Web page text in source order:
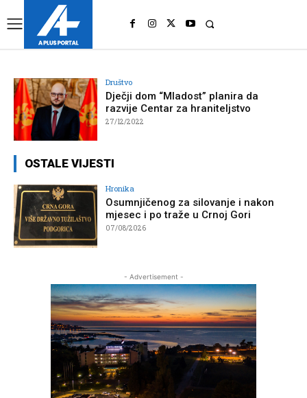
Društvo
Dječji dom “Mladost” planira da
razvije Centar za hraniteljstvo
27/12/2022
OSTALE VIJESTI
Hronika
Osumnjičenog za silovanje i nakon
mjesec i po traže u Crnoj Gori
07/08/2026
- Advertisement -